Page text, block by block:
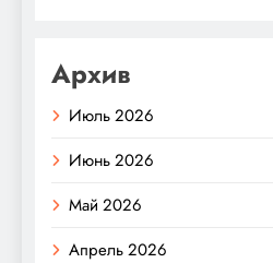
Архив
Июль 2026
Июнь 2026
Май 2026
Апрель 2026